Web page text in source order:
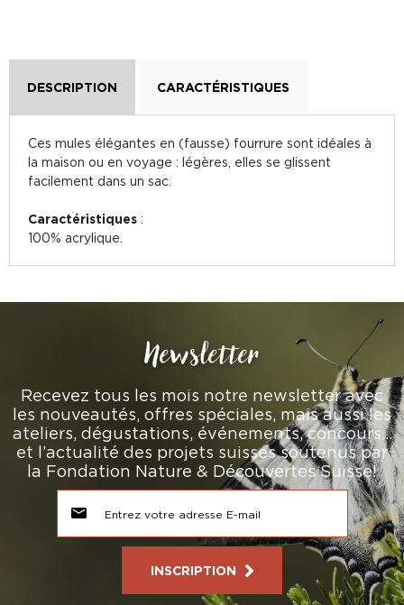
DESCRIPTION CARACTÉRISTIQUES
Ces mules élégantes en (fausse) fourrure sont idéales à
la maison ou en voyage : légères, elles se glissent
facilement dans un sac.
Caractéristiques :
100% acrylique.
Newsletter
Recevez tous les mois notre newsletter avec
les nouveautés, offres spéciales, mais aussi les
ateliers, dégustations, événements, concours…
et l’actualité des projets suisses soutenus par
la Fondation Nature & Découvertes Suisse!
INSCRIPTION